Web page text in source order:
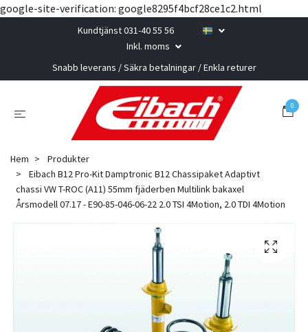
google-site-verification: google8295f4bcf28ce1c2.html
Kundtjänst 031-40 55 56
Inkl. moms
Snabb leverans / Säkra betalningar / Enkla returer
0
Hem
Produkter
Eibach B12 Pro-Kit Damptronic B12 Chassipaket Adaptivt
chassi VW T-ROC (A11) 55mm fjäderben Multilink bakaxel
Årsmodell 07.17 - E90-85-046-06-22 2.0 TSI 4Motion, 2.0 TDI 4Motion